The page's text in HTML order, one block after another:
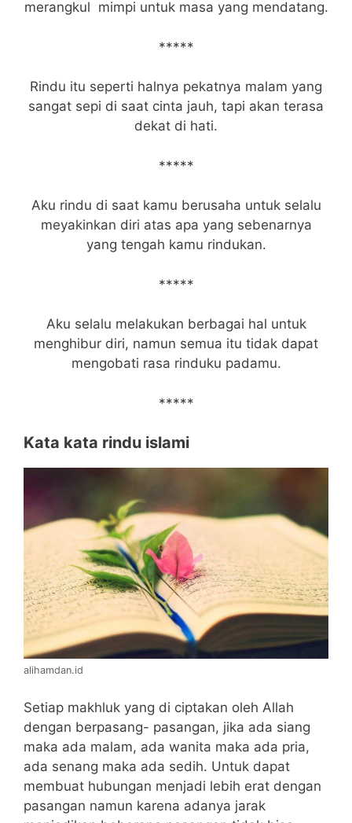
merangkul mimpi untuk masa yang mendatang.
*****
Rindu itu seperti halnya pekatnya malam yang
sangat sepi di saat cinta jauh, tapi akan terasa
dekat di hati.
*****
Aku rindu di saat kamu berusaha untuk selalu
meyakinkan diri atas apa yang sebenarnya
yang tengah kamu rindukan.
*****
Aku selalu melakukan berbagai hal untuk
menghibur diri, namun semua itu tidak dapat
mengobati rasa rinduku padamu.
*****
Kata kata rindu islami
alihamdan.id
Setiap makhluk yang di ciptakan oleh Allah
dengan berpasang- pasangan, jika ada siang
maka ada malam, ada wanita maka ada pria,
ada senang maka ada sedih. Untuk dapat
membuat hubungan menjadi lebih erat dengan
pasangan namun karena adanya jarak